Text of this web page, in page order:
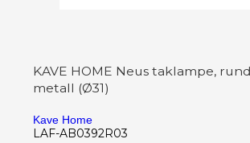
KAVE HOME Neus taklampe,
metall (Ø31)
Kave Home
LAF-AB0392R03